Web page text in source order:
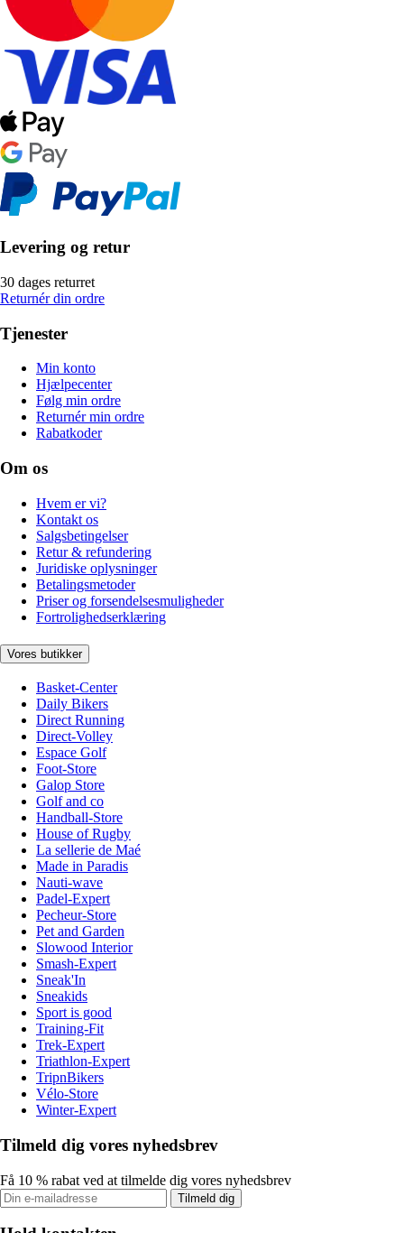
Levering og retur
30 dages returret
Returnér din ordre
Tjenester
Min konto
Hjælpecenter
Følg min ordre
Returnér min ordre
Rabatkoder
Om os
Hvem er vi?
Kontakt os
Salgsbetingelser
Retur & refundering
Juridiske oplysninger
Betalingsmetoder
Priser og forsendelsesmuligheder
Fortrolighedserklæring
Vores butikker
Basket-Center
Daily Bikers
Direct Running
Direct-Volley
Espace Golf
Foot-Store
Galop Store
Golf and co
Handball-Store
House of Rugby
La sellerie de Maé
Made in Paradis
Nauti-wave
Padel-Expert
Pecheur-Store
Pet and Garden
Slowood Interior
Smash-Expert
Sneak'In
Sneakids
Sport is good
Training-Fit
Trek-Expert
Triathlon-Expert
TripnBikers
Vélo-Store
Winter-Expert
Tilmeld dig vores nyhedsbrev
Få 10 % rabat ved at tilmelde dig vores nyhedsbrev
Tilmeld dig